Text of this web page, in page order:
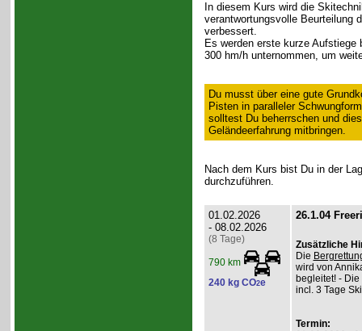
In diesem Kurs wird die
verantwortungsvolle Beurteilung
verbessert.
Es werden erste kurze
300 hm/h unternommen, um
Du musst über eine gute
Pisten in paralleler
solltest Du beherrschen und
Geländeerfahrung mitbringen.
Nach dem Kurs bist Du in der
durchzuführen.
01.02.2026
- 08.02.2026
(8 Tage)
790 km
240 kg CO2e
26.1.04
Zusätzliche
Die
wird von
begleitet! -
incl. 3 Tage
Termin: